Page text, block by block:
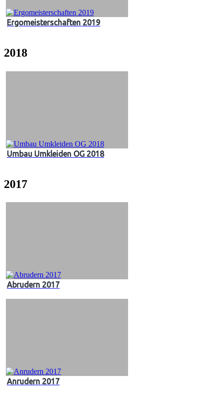
Ergomeisterschaften 2019
2018
Umbau Umkleiden OG 2018
2017
Abrudern 2017
Anrudern 2017